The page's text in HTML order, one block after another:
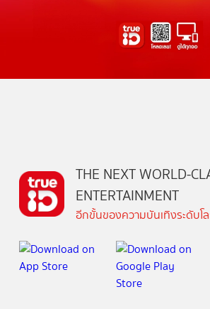
THE NEXT WORLD-
ENTERTAINMENT
อีกขั้นของความบันเทิงระดับโ